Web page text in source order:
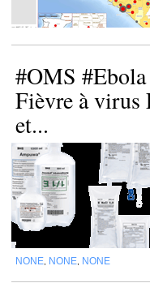
#OMS
Fièvre à virus
et...
NONE NONE NONE